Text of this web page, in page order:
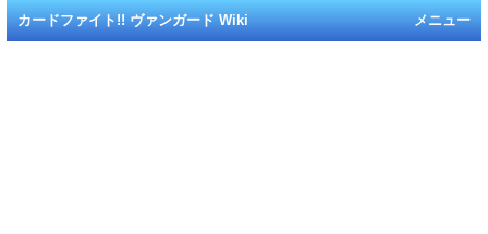
メニュー
カードファイト!! ヴァンガード Wiki